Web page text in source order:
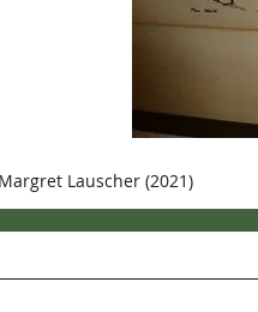
Lauscher (2021)